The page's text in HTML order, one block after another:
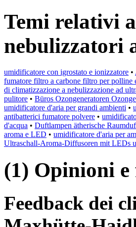
Temi relativi
nebulizzatori
umidificatore con igrostato e ionizzatore •
fumatore filtro a carbone filtro per
di climatizzazione a nebulizzazione ad
pulitore • Büros Ozongeneratoren
umidificatore d'aria per grandi ambienti •
antibatterici fumatore polvere •
d'acqua • Duftlampen ätherische
aroma e LED • umidificatore d'aria per
Ultraschall-Aroma-Diffusoren mit LEDs
(1) Opinioni
Feedback dei